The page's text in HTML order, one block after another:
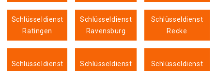
Schlüsseldienst
Ratingen
Schlüsseldienst
Ravensburg
Schlüsseldienst
Recke
Schlüsseldienst
Schlüsseldienst
Schlüsseldienst